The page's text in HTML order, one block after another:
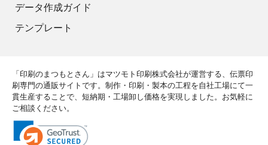
データ作成ガイド
テンプレート
「印刷のまつもとさん」はマツモト印刷株式会社が運営する、伝票印
刷専門の通販サイトです。制作・印刷・製本の工程を自社工場にて一
貫生産することで、短納期・工場卸し価格を実現しました。お気軽に
ご相談ください。